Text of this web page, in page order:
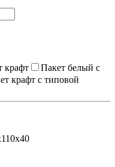
крафт
Пакет белый с
крафт с типовой